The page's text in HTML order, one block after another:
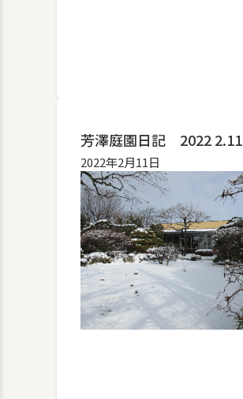
芳澤庭園日記 2022 2.11
2022年2月11日